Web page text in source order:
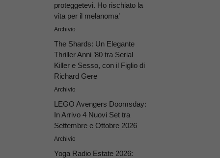
proteggetevi. Ho rischiato la
vita per il melanoma’
Archivio
The Shards: Un Elegante
Thriller Anni ’80 tra Serial
Killer e Sesso, con il Figlio di
Richard Gere
Archivio
LEGO Avengers Doomsday:
In Arrivo 4 Nuovi Set tra
Settembre e Ottobre 2026
Archivio
Yoga Radio Estate 2026: